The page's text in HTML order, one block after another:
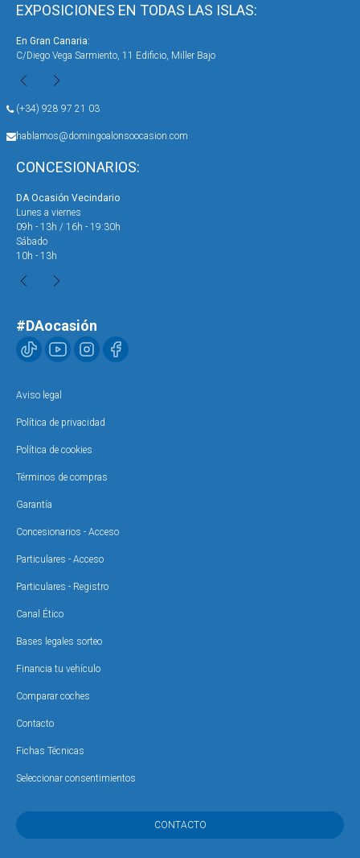
EXPOSICIONES EN TODAS LAS ISLAS:
En Gran Canaria:
C/Diego Vega Sarmiento, 11 Edificio, Miller Bajo
(+34) 928 97 21 03
hablamos@domingoalonsoocasion.com
CONCESIONARIOS:
DA Ocasión Vecindario
Lunes a viernes
09h - 13h / 16h - 19:30h
Sábado
10h - 13h
#DAocasión
Aviso legal
Política de privacidad
Política de cookies
Términos de compras
Garantía
Concesionarios - Acceso
Particulares - Acceso
Particulares - Registro
Canal Ético
Bases legales sorteo
Financia tu vehículo
Comparar coches
Contacto
Fichas Técnicas
Seleccionar consentimientos
CONTACTO